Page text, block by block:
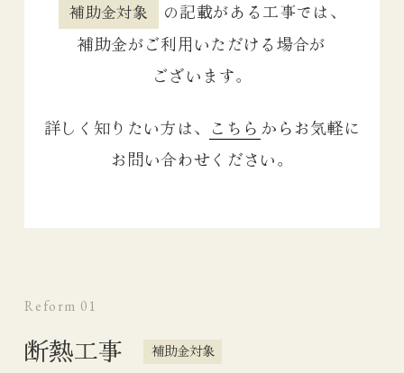
耐震補強工事
Reform 04
水廻り工事
補助金対象
の記載がある工事では、
補助金がご利用いただける場合が
ございます。
詳しく知りたい方は、 こちら からお気軽に
お問い合わせください。
Reform 01
断熱工事 補助金対象